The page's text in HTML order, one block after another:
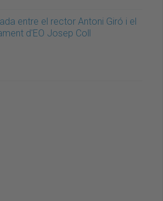
entre el rector Antoni Giró i el
d'EO Josep Coll